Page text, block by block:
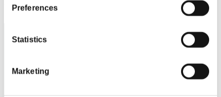
Preferences
Statistics
Marketing
13